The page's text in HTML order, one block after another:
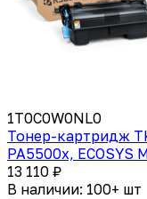
1T0C0W0NL0
Тонер-картридж
PA5500x, ECOSYS
13 110 ₽
В наличии: 100+ шт